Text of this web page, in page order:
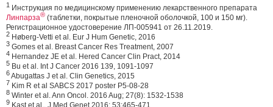
1 Инструкция по медицинскому применению лекарственного препарата
Линпарза® (таблетки, покрытые пленочной оболочкой, 100 и 150 мг).
Регистрационное удостоверение ЛП-005941 от 26.11.2019.
2 Høberg-Vetti et al. Eur J Hum Genetic, 2016
3 Gomes et al. Breast Cancer Res Treatment, 2007
4 Hernandez JE et al. Hered Cancer Clin Pract, 2014
5 Bu et al. Int J Cancer 2016 139, 1091-1097
6Abugattas J et al. Clin Genetics, 2015
7 Kim R et al SABCS 2017 poster P5-08-28
8 Winter et al. Ann Oncol. 2016 Aug; 27(8): 1532-1538
9 Kast et al., J Med Genet 2016; 53:465-471